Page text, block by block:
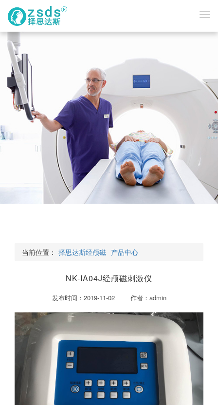
当前位置： 择思达斯经颅磁 产品中心
NK-IA04J经颅磁刺激仪
发布时间：2019-11-02 作者：admin